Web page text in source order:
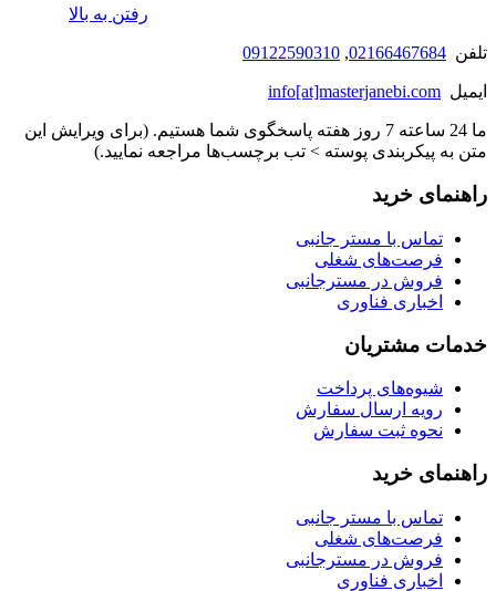
رفتن به بالا
تلفن 02166467684
,
09122590310
ایمیل info[at]masterjanebi.com
ما 24 ساعته 7 روز هفته پاسخگوی شما هستیم. (برای ویرایش این
متن به پیکربندی پوسته > تب برچسب‌ها مراجعه نمایید.)
راهنمای خرید
تماس با مستر جانبی
فرصت‌های شغلی
فروش در مسترجانبی
اخباری فناوری
خدمات مشتریان
شیوه‌های پرداخت
رویه ارسال سفارش
نحوه ثبت سفارش
راهنمای خرید
تماس با مستر جانبی
فرصت‌های شغلی
فروش در مسترجانبی
اخباری فناوری